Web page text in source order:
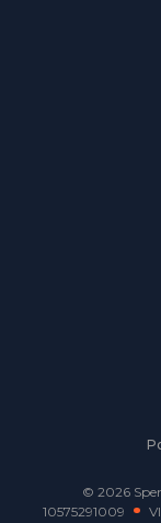
© 2026
10575291009